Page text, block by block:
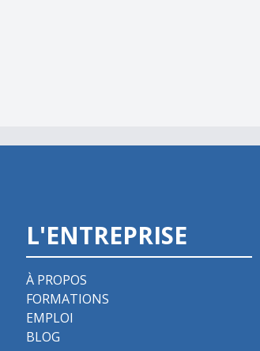
L'ENTREPRISE
À PROPOS
FORMATIONS
EMPLOI
BLOG